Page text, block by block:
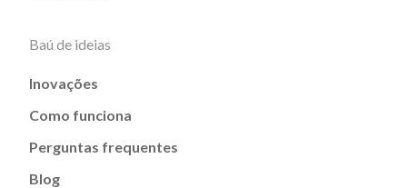
Baú de ideias
Inovações
Como funciona
Perguntas frequentes
Blog